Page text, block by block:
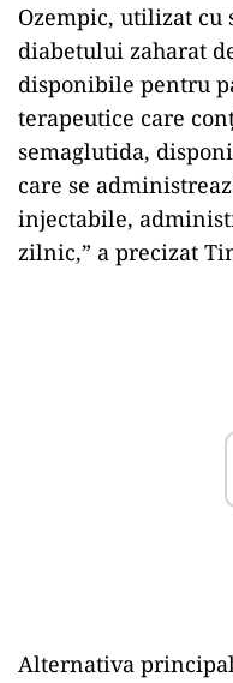
Ozempic, utilizat cu
diabetului zaharat
disponibile pentru
terapeutice care
semaglutida,
care se
injectabile,
zilnic,” a precizat
Alternativa